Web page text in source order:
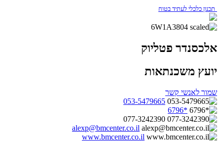
תכנון כלכלי לעתיד בטוח
אלכסנדר פטליוק
יועץ משכנתאות
שמור לאנשי קשר
053-5479665
*6796
077-3242390
alexp@bmcenter.co.il
www.bmcenter.co.il